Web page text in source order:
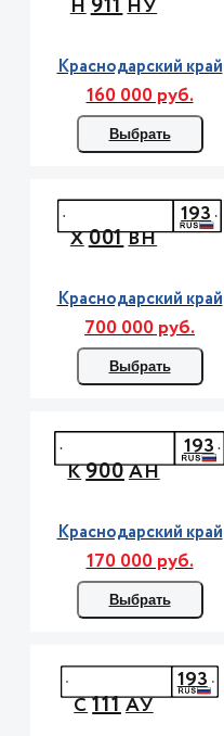
Н НУ
Краснодарский край
160 000 руб.
Выбрать
Х001ВН
193
Краснодарский край
700 000 руб.
Выбрать
К900АН
193
Краснодарский край
170 000 руб.
Выбрать
С111АУ
193